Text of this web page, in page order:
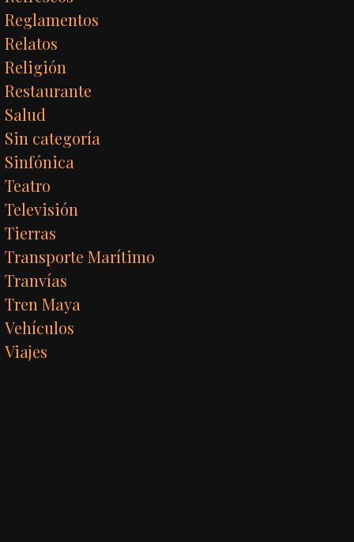
Reglamentos
Relatos
Religión
Restaurante
Salud
Sin categoría
Sinfónica
Teatro
Televisión
Tierras
Transporte Marítimo
Tranvías
Tren Maya
Vehículos
Viajes